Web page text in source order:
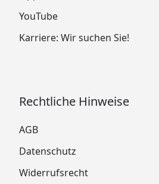
YouTube
Karriere: Wir suchen Sie!
Rechtliche Hinweise
AGB
Datenschutz
Widerrufsrecht